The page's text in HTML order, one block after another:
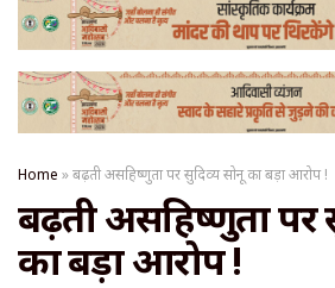
Home »बढ़ती असहिष्णुता पर सुदिव्य सोनू का बड़ा आरोप !
बढ़ती असहिष्णुता पर
का बड़ा आरोप !